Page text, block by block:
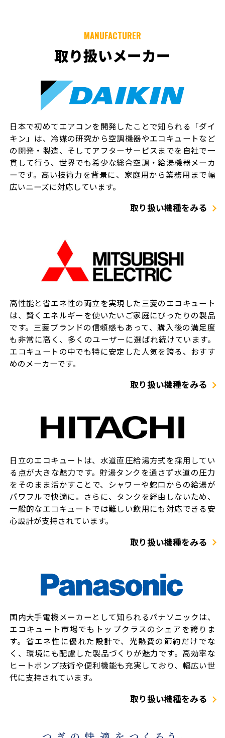
MANUFACTURER
取り扱いメーカー
日本で初めてエアコンを開発したことで知られる「ダイ
キン」は、冷媒の研究から空調機器やエコキュートなど
の開発・製造、そしてアフターサービスまでを自社で一
貫して行う、世界でも希少な総合空調・給湯機器メーカ
ーです。高い技術力を背景に、家庭用から業務用まで幅
広いニーズに対応しています。
取り扱い機種をみる
高性能と省エネ性の両立を実現した三菱のエコキュート
は、賢くエネルギーを使いたいご家庭にぴったりの製品
です。三菱ブランドの信頼感もあって、購入後の満足度
も非常に高く、多くのユーザーに選ばれ続けています。
エコキュートの中でも特に安定した人気を誇る、おすす
めのメーカーです。
取り扱い機種をみる
日立のエコキュートは、水道直圧給湯方式を採用してい
る点が大きな魅力です。貯湯タンクを通さず水道の圧力
をそのまま活かすことで、シャワーや蛇口からの給湯が
パワフルで快適に。さらに、タンクを経由しないため、
一般的なエコキュートでは難しい飲用にも対応できる安
心設計が支持されています。
取り扱い機種をみる
国内大手電機メーカーとして知られるパナソニックは、
エコキュート市場でもトップクラスのシェアを誇りま
す。省エネ性に優れた設計で、光熱費の節約だけでな
く、環境にも配慮した製品づくりが魅力です。高効率な
ヒートポンプ技術や便利機能も充実しており、幅広い世
代に支持されています。
取り扱い機種をみる